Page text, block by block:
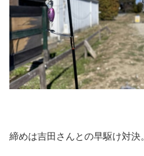
締めは吉田さんとの早駆け対決。